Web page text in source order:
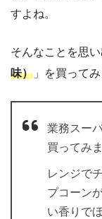
すよね。
そんなことを思い
味） 」を買ってみ
業務スー
買ってみ
レンジで
プコーン
い香りで